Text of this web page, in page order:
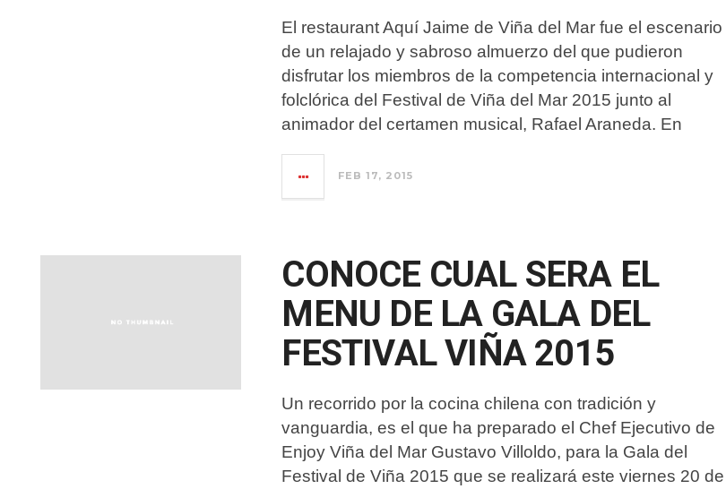
El restaurant Aquí Jaime de Viña del Mar fue el escenario
de un relajado y sabroso almuerzo del que pudieron
disfrutar los miembros de la competencia internacional y
folclórica del Festival de Viña del Mar 2015 junto al
animador del certamen musical, Rafael Araneda. En
FEB 17, 2015
CONOCE CUAL SERA EL
MENU DE LA GALA DEL
FESTIVAL VIÑA 2015
Un recorrido por la cocina chilena con tradición y
vanguardia, es el que ha preparado el Chef Ejecutivo de
Enjoy Viña del Mar Gustavo Villoldo, para la Gala del
Festival de Viña 2015 que se realizará este viernes 20 de